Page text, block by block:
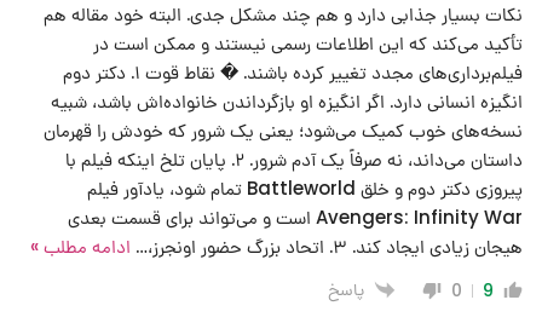
نکات بسیار جذابی دارد و هم چند مشکل جدی. البته خود مقاله هم
تأکید می‌کند که این اطلاعات رسمی نیستند و ممکن است در
فیلم‌برداری‌های مجدد تغییر کرده باشند. � نقاط قوت ۱. دکتر دوم
انگیزه انسانی دارد. اگر انگیزه او بازگرداندن خانواده‌اش باشد، شبیه
نسخه‌های خوب کمیک می‌شود؛ یعنی یک شرور که خودش را قهرمان
داستان می‌داند، نه صرفاً یک آدم شرور. ۲. پایان تلخ اینکه فیلم با
پیروزی دکتر دوم و خلق Battleworld تمام شود، یادآور فیلم
Avengers: Infinity War است و می‌تواند برای قسمت بعدی
هیجان زیادی ایجاد کند. ۳. اتحاد بزرگ حضور اونجرز،
… ادامه مطلب »
9
0 پاسخ